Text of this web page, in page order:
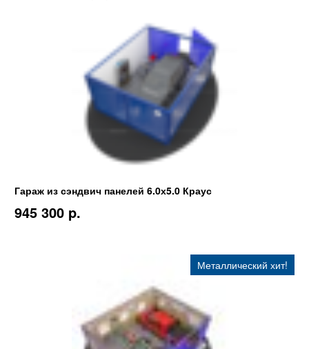
Гараж из сэндвич панелей 6.0х5.0 Краус
945 300 p.
Металлический хит!